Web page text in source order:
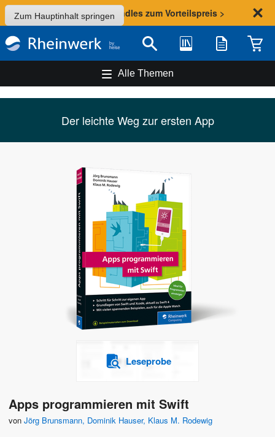
Zum Hauptinhalt springen
Sommer-Aktion: Bundles zum Vorteilspreis >
Suche Bibliothek Merkliste
Alle Themen
Der leichte Weg zur ersten App
Leseprobe
Apps programmieren mit Swift
von Jörg Brunsmann, Dominik Hauser, Klaus M. Rodewig